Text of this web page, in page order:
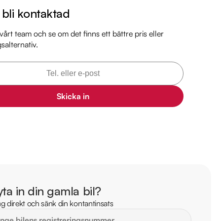
2026-04-30
garanti
kontaktad
team och se om det finns ett bättre pris eller
Skicka in
in din gamla bil?
direkt och sänk din kontantinsats